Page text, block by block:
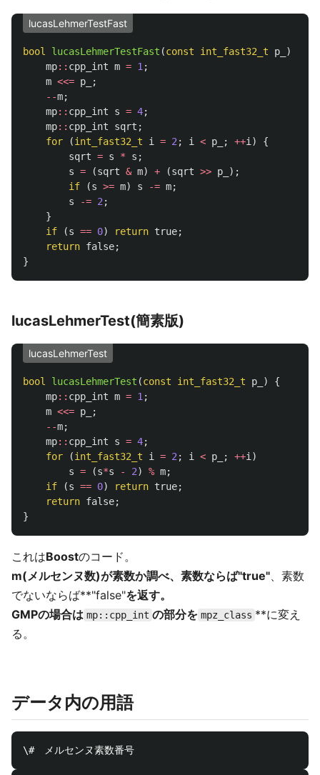
lucasLehmerTestFast
bool lucasLehmerTestFast (const int_fast32_t p_ )
mp:: cpp_int m = 1 ;
m <<= p_
;
--m;
mp:: cpp_int s = 4;
mp:: cpp_int sqrt ;
for
(int_fast32_t i = 2 ; i < p_ ; ++i )
{
sqrt = s * s ;
s = (sqrt & m) + (sqrt >> p_
);
if
(s >= m) s -= m;
s
-= 2 ;
}
if
(s == 0) return true;
return false;
}
lucasLehmerTest(簡素版)
lucasLehmerTest
bool lucasLehmerTest (const int_fast32_t p_ )
{
mp:: cpp_int m = 1 ;
m <<= p_
;
--m;
mp:: cpp_int s = 4;
for
(int_fast32_t i = 2 ; i < p_ ; ++i )
s = (s*s - 2) % m;
if
(s == 0) return true;
return false;
}
これはBoostのコード。
m(メルセンヌ数)が素数か調べ、素数ならば"true"、素数
でないならば**"false"を返す。
GMPの場合は mp::cpp_int の部分を mpz_class **に変え
る。
データ内の用語